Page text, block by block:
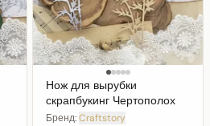
Нож для вырубки
скрапбукинг Чертополох
Бренд:Craftstory